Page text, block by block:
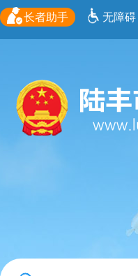
长者助手 无障碍